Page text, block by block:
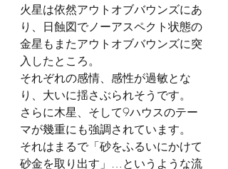
火星は依然アウトオブバウンズにあ
り、日蝕図でノーアスペクト状態の
金星もまたアウトオブバウンズに突
入したところ。
それぞれの感情、感性が過敏とな
り、大いに揺さぶられそうです。
さらに木星、そして9ハウスのテー
マが幾重にも強調されています。
それはまるで「砂をふるいにかけて
砂金を取り出す」…というような流